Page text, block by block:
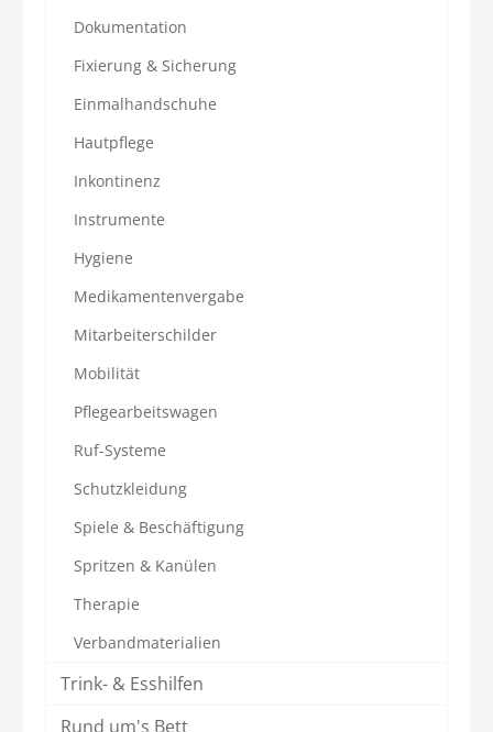
Dokumentation
Fixierung & Sicherung
Einmalhandschuhe
Hautpflege
Inkontinenz
Instrumente
Hygiene
Medikamentenvergabe
Mitarbeiterschilder
Mobilität
Pflegearbeitswagen
Ruf-Systeme
Schutzkleidung
Spiele & Beschäftigung
Spritzen & Kanülen
Therapie
Verbandmaterialien
Trink- & Esshilfen
Rund um's Bett